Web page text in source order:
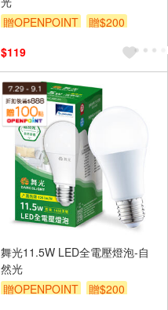
贈OPENPOINT
贈$200
$119
舞光11.5W LED全電壓燈泡-自
然光
贈OPENPOINT
贈$200